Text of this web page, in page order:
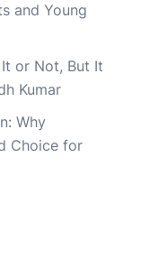
and Young
It or Not, But It
Kumar
Why
Choice for